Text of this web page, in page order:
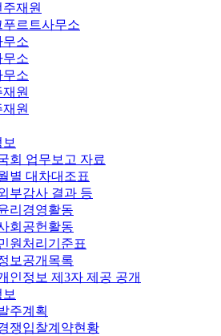
재원
푸르트사무소
무소
무소
무소
원
원
회 업무보고 자료
별 대차대조표
부감사 결과 등
리경영활동
회공헌활동
원처리기준표
보공개목록
인정보 제3자 제공 공개
주계획
쟁입찰계약현황